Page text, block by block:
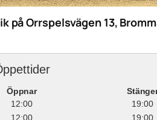
på Orrspelsvägen 13,
Öppnar
12:00
19:00
12:00 19:00